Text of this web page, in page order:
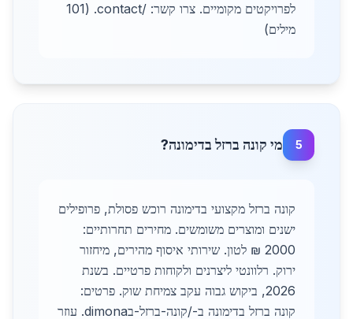
לפרויקטים מקומיים. צרו קשר: /contact. (101
מילים)
5 מי קונה ברזל בדימונה?
קונה ברזל מקצועי בדימונה רוכש פסולת, פרופילים
ישנים ומוצרים משומשים. מחירים תחרותיים:
2000 ₪ לטון. שירותי איסוף מהירים, מיחזור
ירוק. רלוונטי ליצרנים ולקוחות פרטיים. בשנת
2026, ביקוש גבוה עקב צמיחת שוק. פרטים:
קונה ברזל בדימונה ב-/קונה-ברזל-בdimona. עוזר